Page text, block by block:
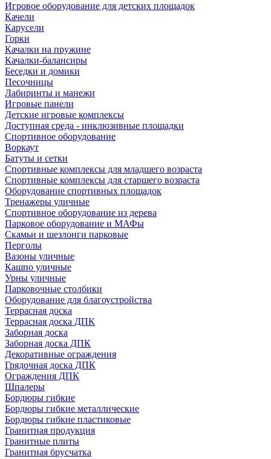
Игровое оборудование для детских площадок
Качели
Карусели
Горки
Качалки на пружине
Качалки-балансиры
Беседки и домики
Песочницы
Лабиринты и манежи
Игровые панели
Детские игровые комплексы
Доступная среда - инклюзивные площадки
Спортивное оборудование
Воркаут
Батуты и сетки
Спортивные комплексы для младшего возраста
Спортивные комплексы для старшего возраста
Оборудование спортивных площадок
Тренажеры уличные
Спортивное оборудование из дерева
Парковое оборудование и МАФы
Скамьи и шезлонги парковые
Перголы
Вазоны уличные
Кашпо уличные
Урны уличные
Парковочные столбики
Оборудование для благоустройства
Террасная доска
Террасная доска ДПК
Заборная доска
Заборная доска ДПК
Декоративные ограждения
Грядочная доска ДПК
Ограждения ДПК
Шпалеры
Бордюры гибкие
Бордюры гибкие металлические
Бордюры гибкие пластиковые
Гранитная продукция
Гранитные плиты
Гранитная брусчатка